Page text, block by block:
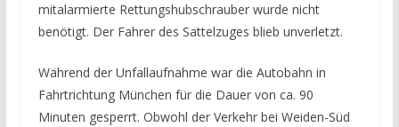
mitalarmierte Rettungshubschrauber wurde nicht
benötigt. Der Fahrer des Sattelzuges blieb unverletzt.
Während der Unfallaufnahme war die Autobahn in
Fahrtrichtung München für die Dauer von ca. 90
Minuten gesperrt. Obwohl der Verkehr bei Weiden-Süd